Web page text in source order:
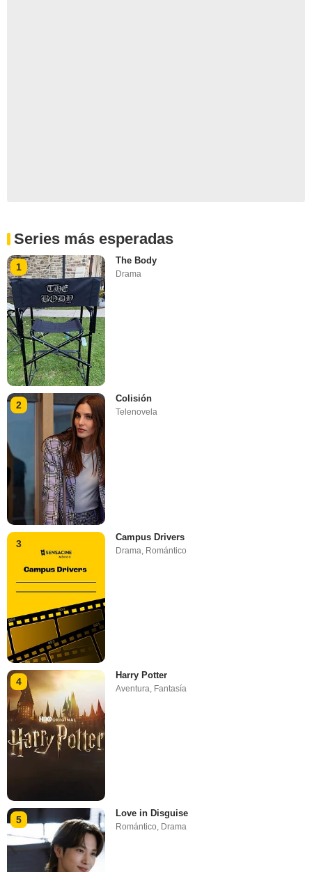
Series más esperadas
1
The Body
Drama
2
Colisión
Telenovela
3
Campus Drivers
Drama Romántico
4
Harry Potter
Aventura, Fantasía
5
Love in Disguise
Romántico, Drama